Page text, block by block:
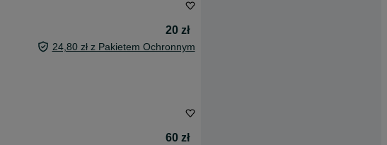
20 zł
24,80 zł z Pakietem Ochronnym
60 zł